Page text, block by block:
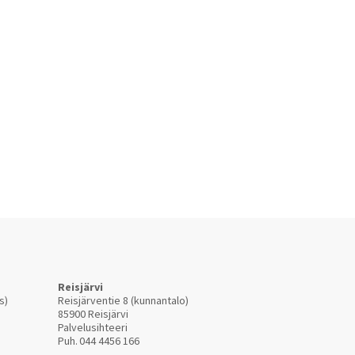
Reisjärvi
Reisjärventie 8 (kunnantalo)
85900 Reisjärvi
Palvelusihteeri
Puh.044 4456 166